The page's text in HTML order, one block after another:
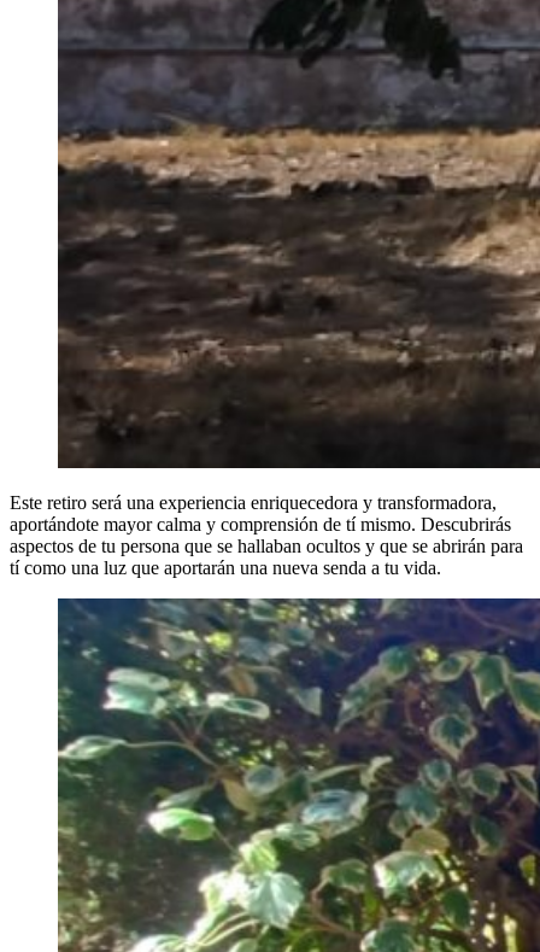
Este retiro será una experiencia enriquecedora y transformadora,
aportándote mayor calma y comprensión de tí mismo. Descubrirás
aspectos de tu persona que se hallaban ocultos y que se abrirán para
tí como una luz que aportarán una nueva senda a tu vida.